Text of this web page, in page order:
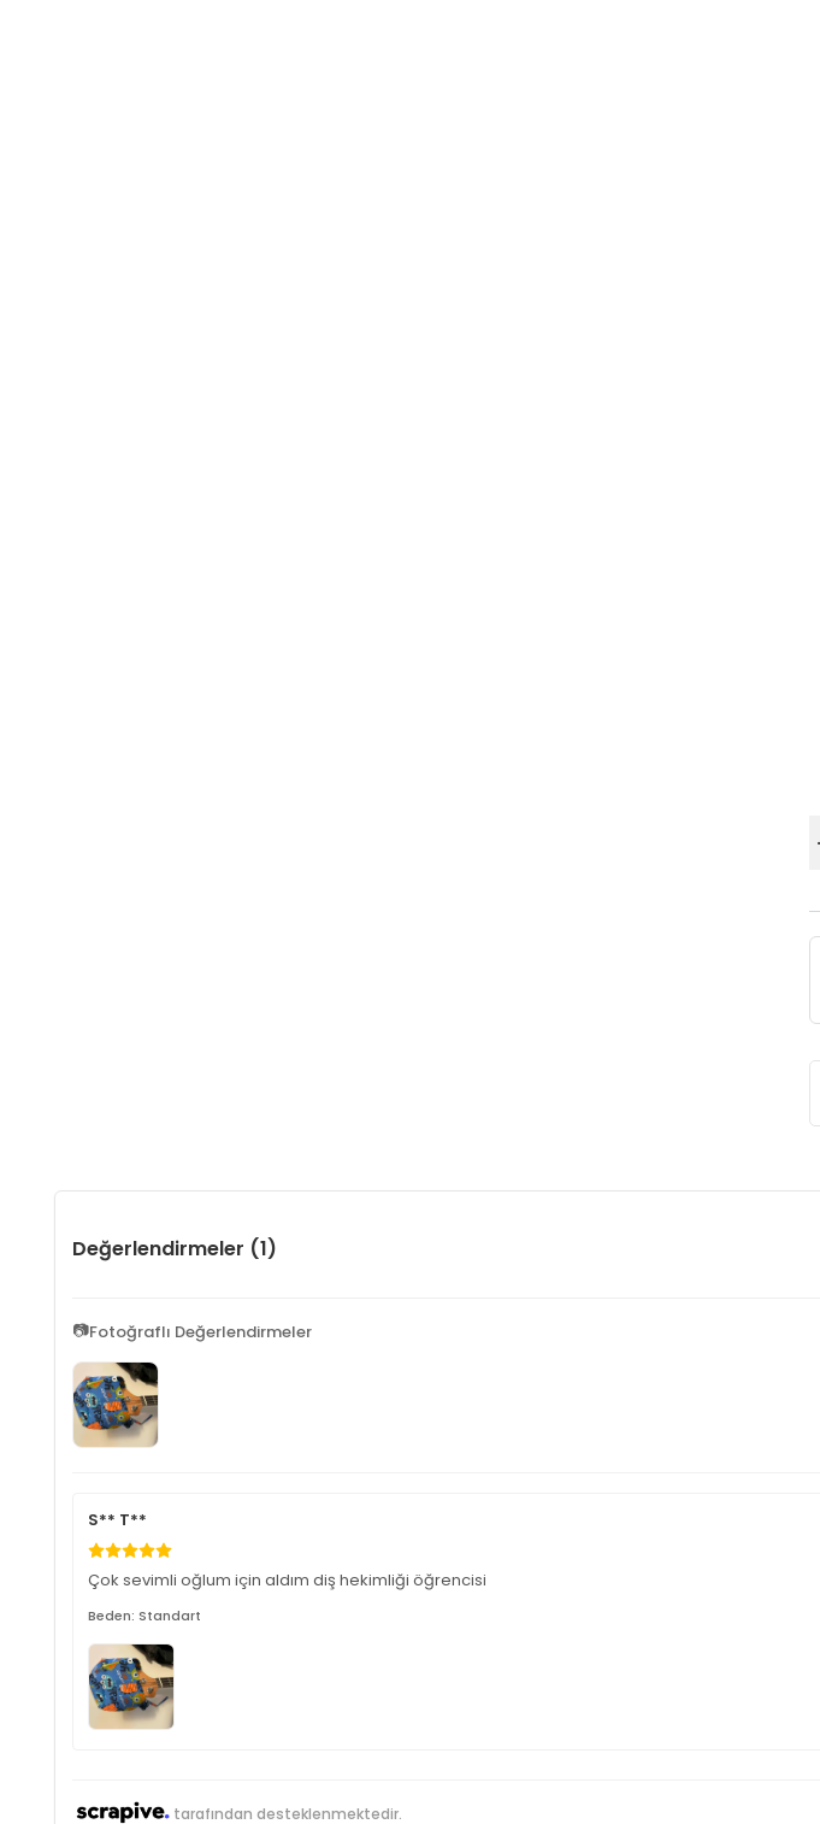
Değerlendirmeler (1)
📷Fotoğraflı Değerlendirmeler
S** T**
Çok sevimli oğlum için aldım diş hekimliği öğrencisi
Beden: Standart
tarafından desteklenmektedir.